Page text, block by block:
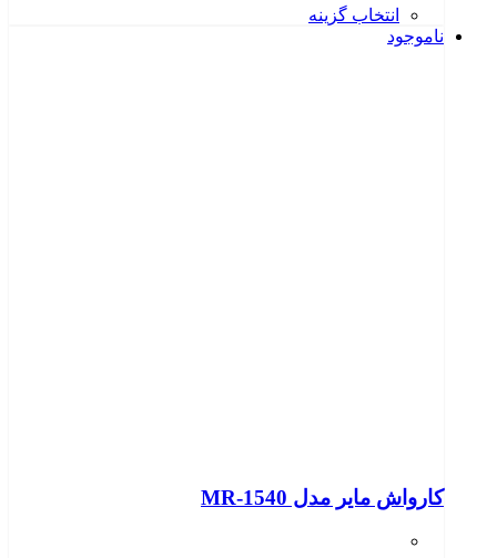
انتخاب گزینه
ناموجود
کارواش مایر مدل MR-1540